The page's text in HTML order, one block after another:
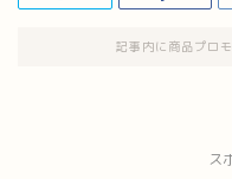
記事内に商品プロ
ス